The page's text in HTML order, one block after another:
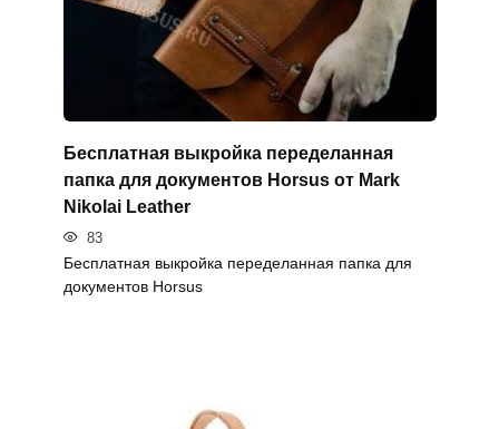
Бесплатная выкройка переделанная
папка для документов Horsus от Mark
Nikolai Leather
83
Бесплатная выкройка переделанная папка для
документов Horsus